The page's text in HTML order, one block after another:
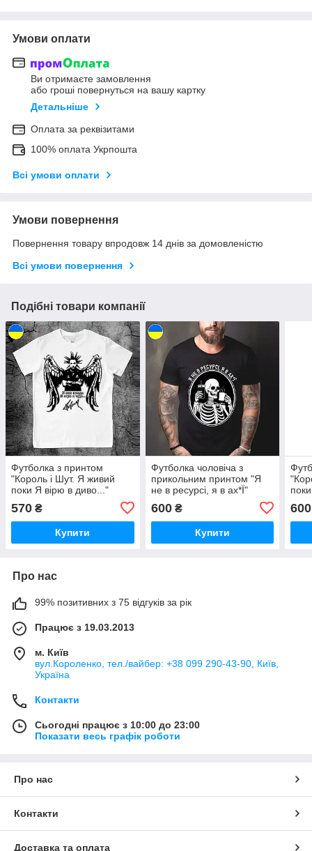
Умови оплати
Ви отримаєте замовлення
або гроші повернуться на вашу картку
Детальніше
Оплата за реквізитами
100% оплата Укрпошта
Всі умови оплати
Умови повернення
Повернення товару впродовж 14 днів за домовленістю
Всі умови повернення
Подібні товари компанії
Футболка з принтом
"Король і Шут. Я живий
поки Я вірю в диво..."
570 ₴
Купити
Футболка чоловіча з
прикольним принтом "Я
не в ресурсі, я в ах*Ї"
600₴
Купити
600
Про нас
99% позитивних з 75 відгуків за рік
Працює з 19.03.2013
м. Київ
вул.Короленко, тел./вайбер: +38 099 290-43-90, Київ,
Україна
Контакти
Сьогодні працює з 10:00 до 23:00
Показати весь графік роботи
Про нас
Контакти
Доставка та оплата